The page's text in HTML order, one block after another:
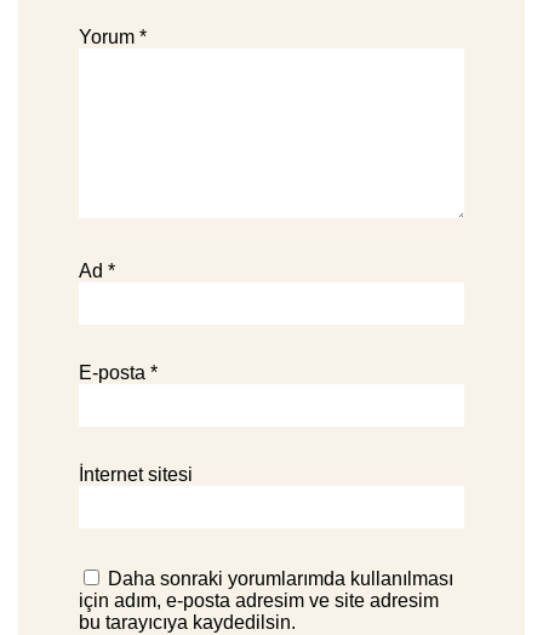
Yorum *
Ad *
E-posta *
İnternet sitesi
Daha sonraki yorumlarımda kullanılması
için adım, e-posta adresim ve site adresim
bu tarayıcıya kaydedilsin.